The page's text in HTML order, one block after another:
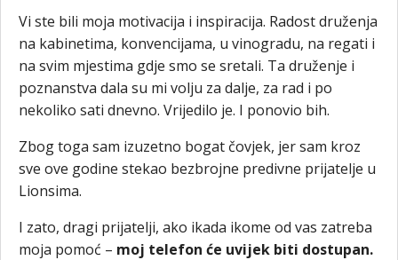
Vi ste bili moja motivacija i inspiracija. Radost druženja
na kabinetima, konvencijama, u vinogradu, na regati i
na svim mjestima gdje smo se sretali. Ta druženje i
poznanstva dala su mi volju za dalje, za rad i po
nekoliko sati dnevno. Vrijedilo je. I ponovio bih.
Zbog toga sam izuzetno bogat čovjek, jer sam kroz
sve ove godine stekao bezbrojne predivne prijatelje u
Lionsima.
I zato, dragi prijatelji, ako ikada ikome od vas zatreba
moja pomoć – moj telefon će uvijek biti dostupan.